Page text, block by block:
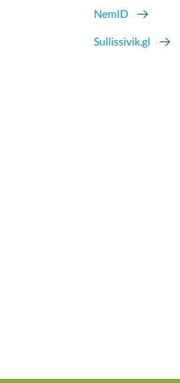
NemID
Sullissivik.gl